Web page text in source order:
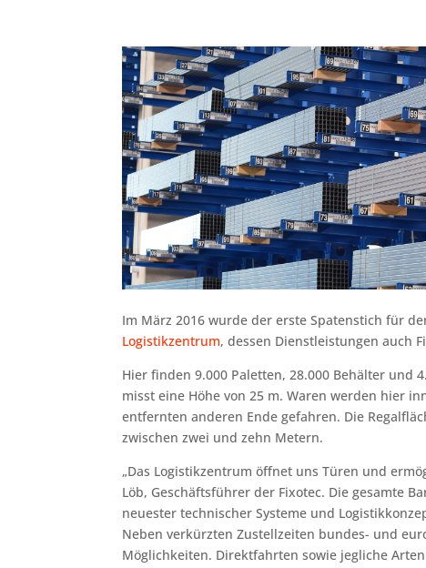
Im März 2016 wurde der erste Spatenstich für
Logistikzentrum, dessen Dienstleistungen auch
Hier finden 9.000 Paletten, 28.000 Behälter und
misst eine Höhe von 25 m. Waren werden hier
entfernten anderen Ende gefahren. Die
zwischen zwei und zehn Metern.
„Das Logistikzentrum öffnet uns Türen und
Löb, Geschäftsführer der Fixotec. Die gesamte
neuester technischer Systeme und
Neben verkürzten Zustellzeiten bundes- und
Möglichkeiten. Direktfahrten sowie jegliche